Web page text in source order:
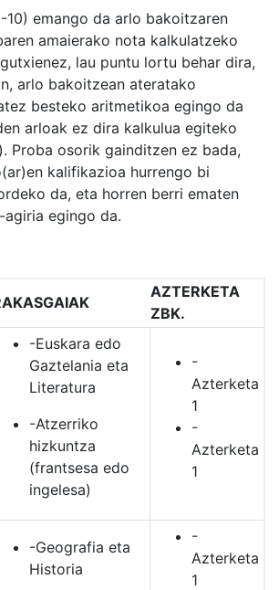
10) emango da arlo bakoitzaren
amaierako nota kalkulatzeko
lau puntu lortu behar dira,
arlo bakoitzean ateratako
besteko aritmetikoa egingo da
arloak ez dira kalkulua egiteko
Proba osorik gainditzen ez bada,
kalifikazioa hurrengo bi
da, eta horren berri ematen
egingo da.
AZTERKETA
ZBK.
-Euskara edo
Gaztelania eta
Literatura
-Atzerriko
hizkuntza
(frantsesa edo
ingelesa)
-
Azterketa
1
-
Azterketa
1
-Geografia eta
Historia
-
Azterketa
1